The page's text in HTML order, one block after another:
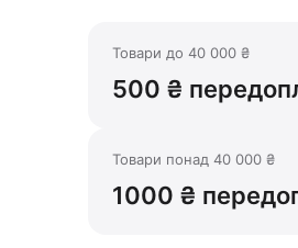
Товари до 40 000 ₴
500 ₴
Товари понад 40 000 ₴
1000 ₴